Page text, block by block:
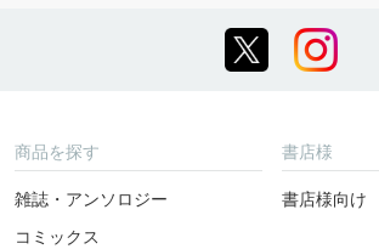
商品を探す
雑誌・アンソロジー
コミックス
書店様
書店様向け